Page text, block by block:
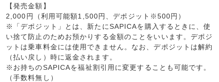
【発売金額】
2,000円（利用可能額1,500円、デポジット※500円）
※「デポジット」とは、新たにSAPICAを購入するときに、使
い捨て防止のためお預かりする金額のことをいいます。デポジ
ットは乗車料金には使用できません。なお、デポジットは解約
（払い戻し）時に返金されます。
※お持ちのSAPICAを福祉割引用に変更することも可能です。
（手数料無し）